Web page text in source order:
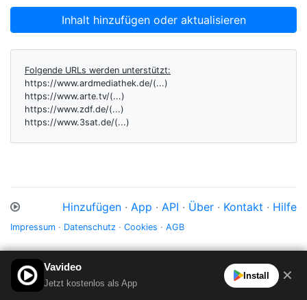
Inhalt hinzufügen oder aktualisieren
Folgende URLs werden unterstützt:
https://www.ardmediathek.de/(...)
https://www.arte.tv/(...)
https://www.zdf.de/(...)
https://www.3sat.de/(...)
Hinzufügen · App · API · Über · Kontakt · Hilfe
Impressum · Datenschutz · Cookies · AGB
Vavideo
Jetzt kostenlos als App
Install ✕